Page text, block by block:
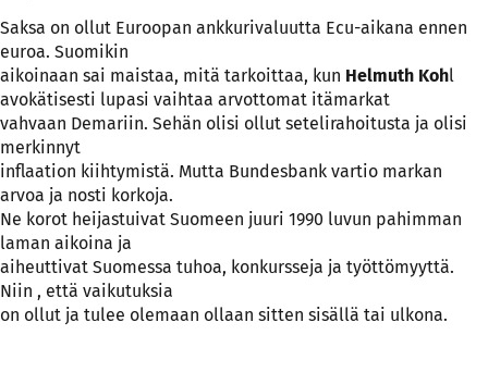
Saksa on ollut Euroopan ankkurivaluutta Ecu-aikana ennen
euroa. Suomikin
aikoinaan sai maistaa, mitä tarkoittaa, kun Helmuth Kohl
avokätisesti lupasi vaihtaa arvottomat itämarkat
vahvaan Demariin. Sehän olisi ollut setelirahoitusta ja olisi
merkinnyt
inflaation kiihtymistä. Mutta Bundesbank vartio markan
arvoa ja nosti korkoja.
Ne korot heijastuivat Suomeen juuri 1990 luvun pahimman
laman aikoina ja
aiheuttivat Suomessa tuhoa, konkursseja ja työttömyyttä.
Niin , että vaikutuksia
on ollut ja tulee olemaan ollaan sitten sisällä tai ulkona.